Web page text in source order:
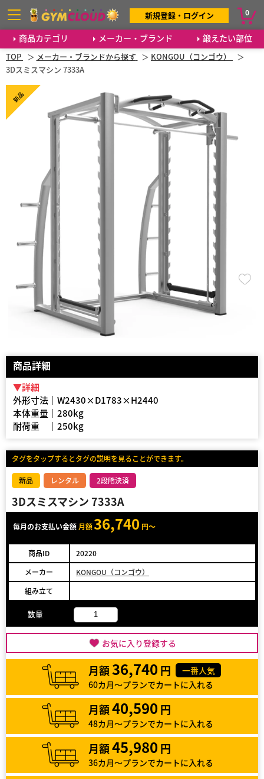
商品カテゴリ メーカー・ブランド 鍛えたい部位
新規登録・ログイン 0
TOP メーカー・ブランドから探す
KONGOU（コンゴウ）
3Dスミスマシン 7333A
新品
商品詳細
▼詳細
外形寸法｜W2430×D1783×H2440
本体重量｜280kg
耐荷重 ｜250kg
タグをタップするとタグの説明を見ることができます。
新品 レンタル 2段階決済
3Dスミスマシン 7333A
毎月のお支払い金額 月額36,740 円～
商品ID
20220
メーカー
KONGOU（コンゴウ）
組み立て
数量
お気に入り登録する
月額36,740 円
一番人気
60カ月～プランでカートに入れる
月額40,590 円
48カ月～プランでカートに入れる
月額45,980 円
36カ月～プランでカートに入れる